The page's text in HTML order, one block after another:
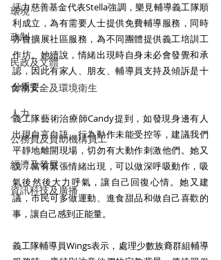
環境
政制
民政及文體
食物安全及環境衛生
人力
公務員及資助機構員工
經濟及發展
資訊科技及廣播
活力慈善基金代表Stella強調，樂見輔導義工隊順
利成立，為有需要人士提供免費輔導服務，同時
亦會擴展社區服務，為不同團體提供義工培訓工
作坊。她續說，情緒出現時自身未必會發覺和承
認，因此有家人、朋友、輔導員支持及傾訴是十
分重要。
義工隊藝術治療師Candy提到，如發現身邊有人
出現自言自語、行為動作未能受控等，建議我們
平靜地離開現場，切勿有大動作刺激他們。她又
說，當有緊張情緒出現，可以做深呼吸動作，吸
氣後然後大力呼氣，讓自己回復心情。她又建
議，市民可多做運動、進食甜品和做自己喜歡的
事，讓自己感到正能量。
義工隊輔導員Wings表示，處理少數族裔群組輔導